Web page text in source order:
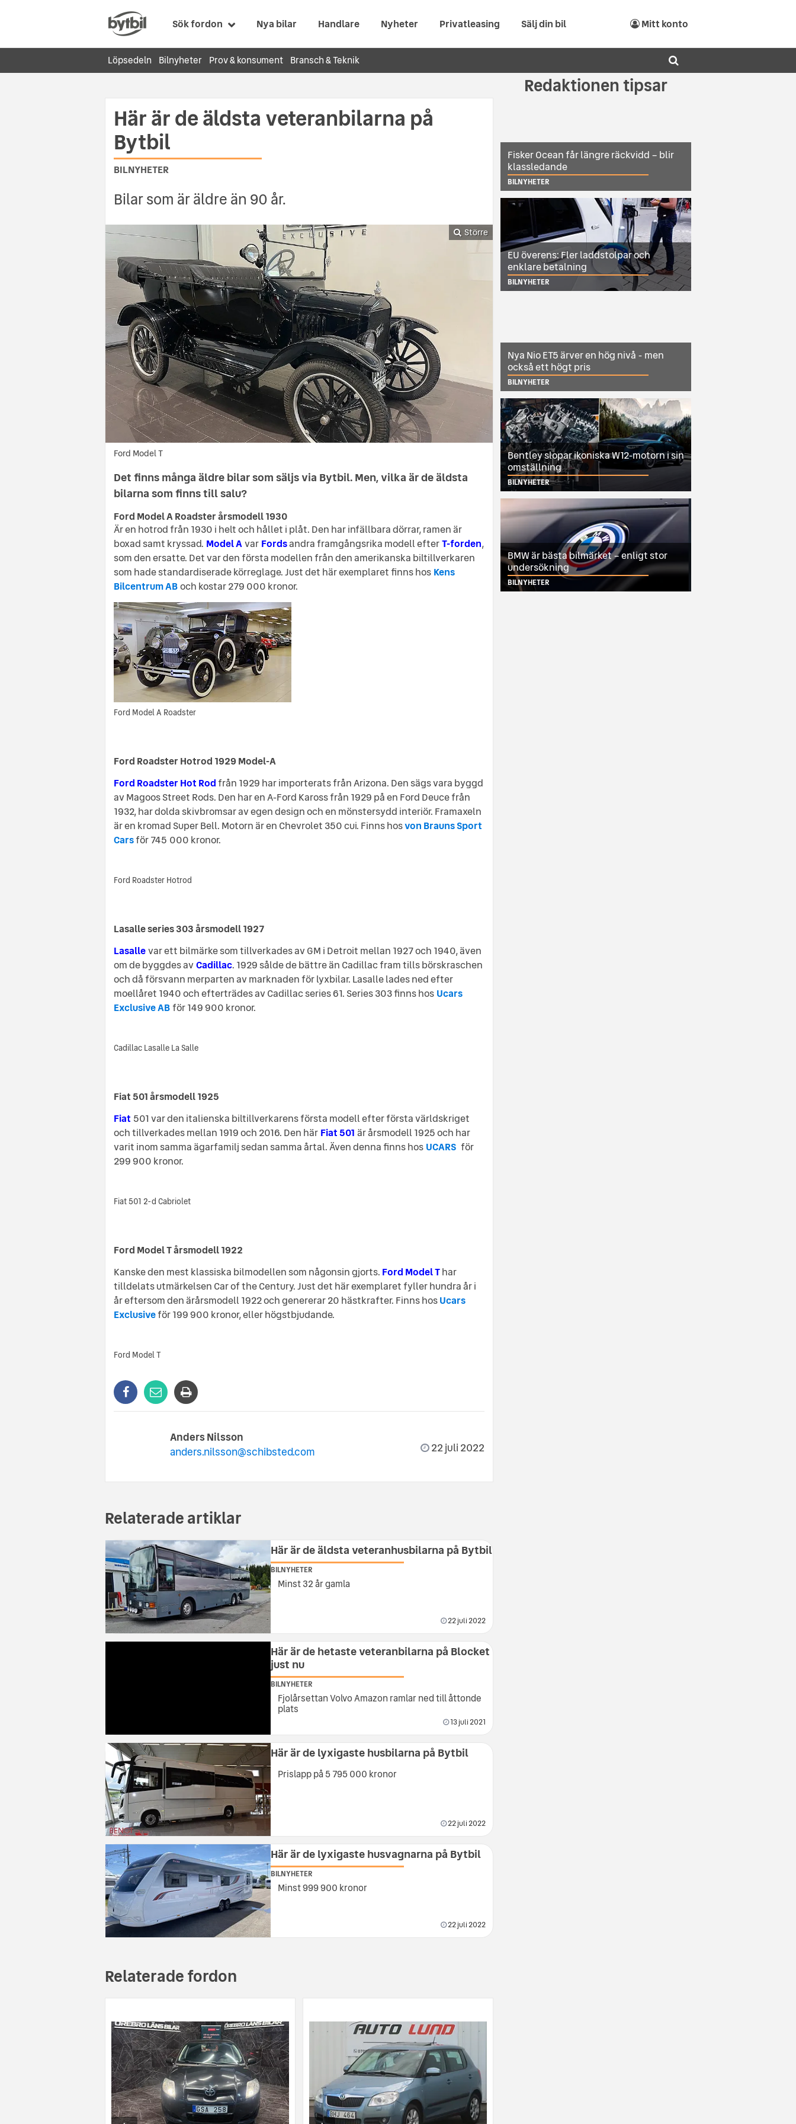
Sök fordon Nya bilar Handlare Nyheter Privatleasing Sälj din bil Mitt konto
Löpsedeln Bilnyheter Prov & konsument Bransch & Teknik
Redaktionen tipsar
Här är de äldsta veteranbilarna på
Bytbil
BILNYHETER
Bilar som är äldre än 90 år.
Större
Ford Model T
Det finns många äldre bilar som säljs via Bytbil. Men, vilka är de äldsta
bilarna som finns till salu?
Ford Model A Roadster årsmodell 1930
Är en hotrod från 1930 i helt och hållet i plåt. Den har infällbara dörrar, ramen är
boxad samt kryssad. Model Avar Fordsandra framgångsrika modell efterT-forden,
som den ersatte. Det var den första modellen från den amerikanska biltillverkaren
som hade standardiserade körreglage. Just det här exemplaret finns hos Kens
Bilcentrum ABoch kostar 279 000 kronor.
Ford Model A Roadster
Ford Roadster Hotrod 1929 Model-A
Ford Roadster Hot Rodfrån 1929 har importerats från Arizona. Den sägs vara byggd
av Magoos Street Rods. Den har en A-Ford Kaross från 1929 på en Ford Deuce från
1932, har dolda skivbromsar av egen design och en mönstersydd interiör. Framaxeln
är en kromad Super Bell. Motorn är en Chevrolet 350 cui. Finns hosvon Brauns Sport
Carsför 745 000 kronor.
Ford Roadster Hotrod
Lasalle series 303 årsmodell 1927
Lasallevar ett bilmärke som tillverkades av GM i Detroit mellan 1927 och 1940, även
om de byggdes avCadillac. 1929 sålde de bättre än Cadillac fram tills börskraschen
och då försvann merparten av marknaden för lyxbilar. Lasalle lades ned efter
moellåret 1940 och efterträdes av Cadillac series 61. Series 303 finns hos Ucars
Exclusive ABför 149 900 kronor.
Cadillac Lasalle La Salle
Fiat 501 årsmodell 1925
Fiat 501 var den italienska biltillverkarens första modell efter första världskriget
och tillverkades mellan 1919 och 2016. Den här Fiat 501 är årsmodell 1925 och har
varit inom samma ägarfamilj sedan samma årtal. Även denna finns hos UCARS för
299 900 kronor.
Fiat 501 2-d Cabriolet
Ford Model T årsmodell 1922
Kanske den mest klassiska bilmodellen som någonsin gjorts. Ford Model Thar
tilldelats utmärkelsen Car of the Century. Just det här exemplaret fyller hundra år i
år eftersom den ärårsmodell 1922 och genererar 20 hästkrafter. Finns hosUcars
Exclusiveför 199 900 kronor, eller högstbjudande.
Ford Model T
Anders Nilsson
anders.nilsson@schibsted.com
22 juli 2022
Relaterade artiklar
Här är de äldsta veteranhusbilarna på Bytbil
BILNYHETER
Minst 32 år gamla
22 juli 2022
Här är de hetaste veteranbilarna på Blocket
just nu
BILNYHETER
Fjolårsettan Volvo Amazon ramlar ned till åttonde
plats
13 juli 2021
Här är de lyxigaste husbilarna på Bytbil
Prislapp på 5 795 000 kronor
22 juli 2022
Här är de lyxigaste husvagnarna på Bytbil
BILNYHETER
Minst 999 900 kronor
22 juli 2022
Relaterade fordon
Fisker Ocean får längre räckvidd – blir
klassledande
BILNYHETER
EU överens: Fler laddstolpar och
enklare betalning
BILNYHETER
Nya Nio ET5 ärver en hög nivå - men
också ett högt pris
BILNYHETER
Bentley slopar ikoniska W12-motorn i sin
omställning
BILNYHETER
BMW är bästa bilmärket – enligt stor
undersökning
BILNYHETER